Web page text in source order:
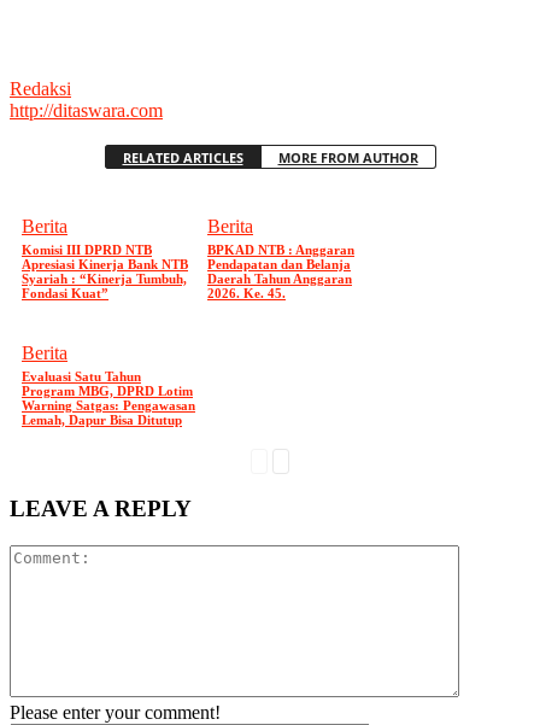
Redaksi
http://ditaswara.com
RELATED ARTICLES MORE FROM AUTHOR
Berita
Komisi III DPRD NTB
Apresiasi Kinerja Bank NTB
Syariah : “Kinerja Tumbuh,
Fondasi Kuat”
Berita
BPKAD NTB : Anggaran
Pendapatan dan Belanja
Daerah Tahun Anggaran
2026. Ke. 45.
Berita
Evaluasi Satu Tahun
Program MBG, DPRD Lotim
Warning Satgas: Pengawasan
Lemah, Dapur Bisa Ditutup
LEAVE A REPLY
Please enter your comment!